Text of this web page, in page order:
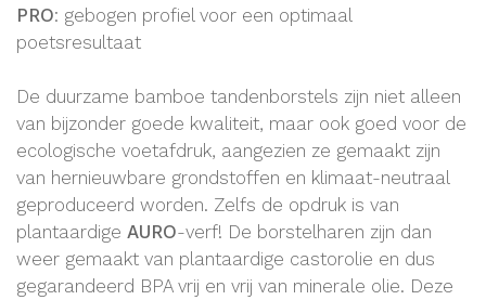
PRO: gebogen profiel voor een optimaal
poetsresultaat
De duurzame bamboe tandenborstels zijn niet alleen
van bijzonder goede kwaliteit, maar ook goed voor de
ecologische voetafdruk, aangezien ze gemaakt zijn
van hernieuwbare grondstoffen en klimaat-neutraal
geproduceerd worden. Zelfs de opdruk is van
plantaardige AURO-verf! De borstelharen zijn dan
weer gemaakt van plantaardige castorolie en dus
gegarandeerd BPA vrij en vrij van minerale olie. Deze